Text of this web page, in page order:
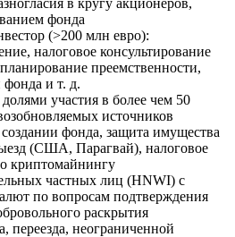
фонда
(>200 млн евро):
налоговое консультирование
преемственности,
и т. д.
участия в более чем 50
источников
фонда, защита имущества
(США, Парагвай), налоговое
криптомайнингу
частных лиц (HNWI) с
по вопросам подтверждения
раскрытия
переезда, неограниченной